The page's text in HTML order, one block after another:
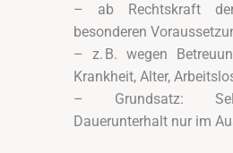
– ab Rechtskraft
besonderen
– z. B. wegen
Krankheit, Alter,
– Grundsatz:
Dauerunterhalt nur im